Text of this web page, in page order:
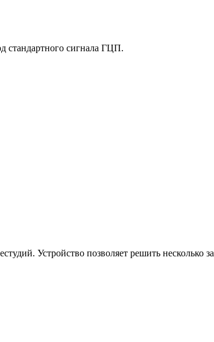
стандартного сигнала ГЦП.
Устройство позволяет решить несколько за